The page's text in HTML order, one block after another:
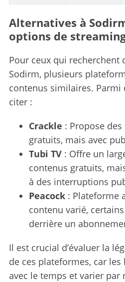
Alternatives à
options de
Pour ceux qui recherchent
Sodirm, plusieurs
contenus similaires. Parmi
citer :
Crackle : Propose
gratuits, mais avec
Tubi TV: Offre un
contenus gratuits,
à des interruptions
Peacock: Plateforme
contenu varié,
derrière un
Il est crucial d’évaluer la
de ces plateformes, car
avec le temps et varier par